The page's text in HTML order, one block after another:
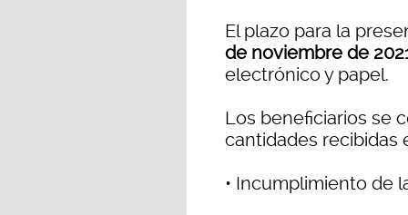
El plazo para la
de noviembre de
electrónico y papel.
Los beneficiarios se
cantidades recibidas
• Incumplimiento de